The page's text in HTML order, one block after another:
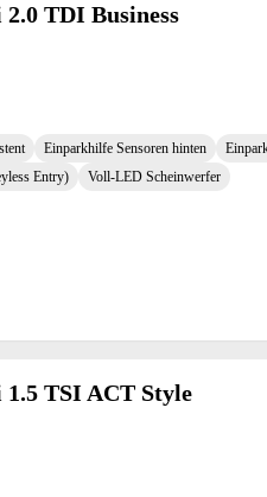
TDI Business
Einparkhilfe Sensoren hinten
Entry)
Voll-LED Scheinwerfer
TSI ACT Style